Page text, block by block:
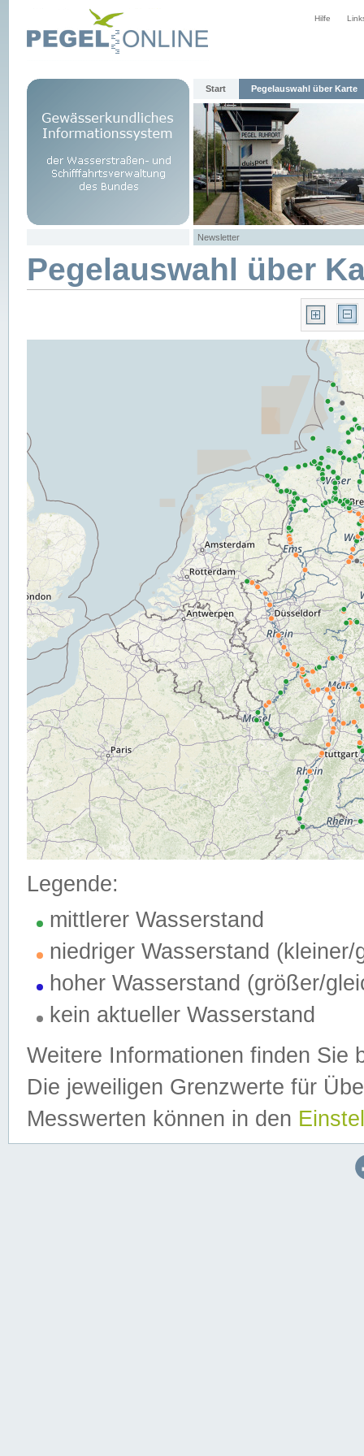
Hilfe
Start Pegelauswahl über Karte
Newsletter
Pegelauswahl über
Legende:
mittlerer Wasserstand
niedriger Wasserstand (kleiner/
hoher Wasserstand (größer/
kein aktueller Wasserstand
Weitere Informationen finden Sie
Die jeweiligen Grenzwerte für
Messwerten können in den